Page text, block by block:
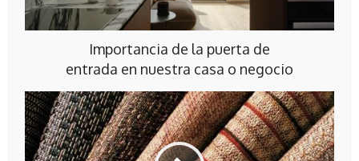
Importancia de la puerta de
entrada en nuestra casa o negocio